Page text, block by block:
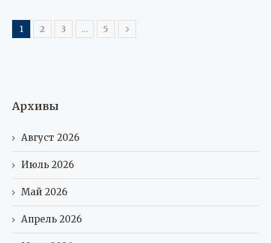
1 2 3 … 5
Архивы
Август 2026
Июль 2026
Май 2026
Апрель 2026